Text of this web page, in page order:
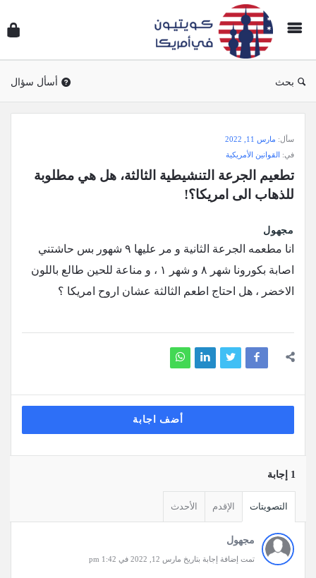
بحث أسأل سؤال
وجواب
في
الاحدث
أسئلة
سأل: مارس 11, 2022
في: القوانين الأمريكية
للذهاب الى امريكا؟!
مجهول
انا مطعمه الجرعة الثانية و مر عليها ٩ شهور بس حاشتني
اصابة بكورونا شهر ٨ و شهر ١ ، و مناعة للحين طالع باللون
الاخضر ، هل احتاج اطعم الثالثة عشان اروح امريكا ؟
أضف اجابة
‫1 إجابة
التصويتات الإقدم الأحدث
مجهول
تمت إضافة إجابة بتاريخ مارس 12, 2022 في 1:42 pm